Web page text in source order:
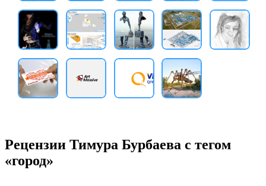
Рецензии Тимура Бурбаева с тегом
«город»